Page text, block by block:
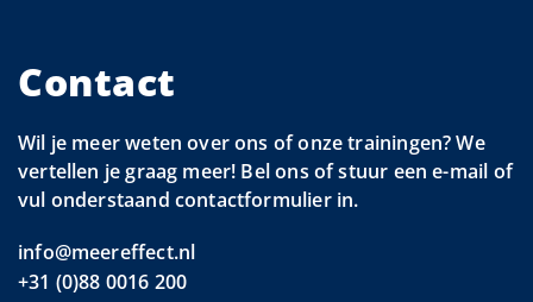
Contact
Wil je meer weten over ons of onze trainingen? We
vertellen je graag meer! Bel ons of stuur een e-mail of
vul onderstaand contactformulier in.
info@meereffect.nl
+31 (0)88 0016 200